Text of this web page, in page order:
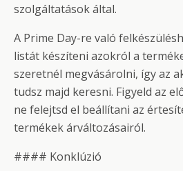
szolgáltatások által.
A Prime Day-re való
listát készíteni azokról a
szeretnél megvásárolni, így az
tudsz majd keresni. Figyeld az
ne felejtsd el beállítani az
termékek árváltozásairól.
#### Konklúzió